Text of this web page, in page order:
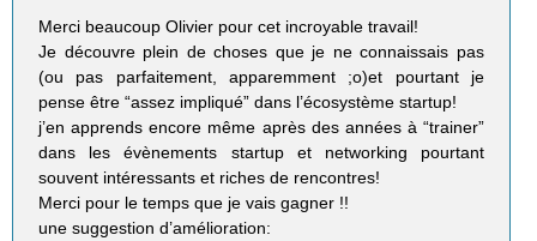
Merci beaucoup Olivier pour cet incroyable travail!
Je découvre plein de choses que je ne connaissais pas
(ou pas parfaitement, apparemment ;o)et pourtant je
pense être “assez impliqué” dans l’écosystème startup!
j’en apprends encore même après des années à “trainer”
dans les évènements startup et networking pourtant
souvent intéressants et riches de rencontres!
Merci pour le temps que je vais gagner !!
une suggestion d’amélioration: